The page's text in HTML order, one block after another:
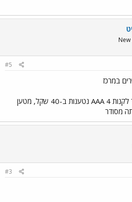
#5
במרכז
בב``ש רבתי אפשר לקנות 4 AAA נטענות ב-40 שקל, מטען
#3